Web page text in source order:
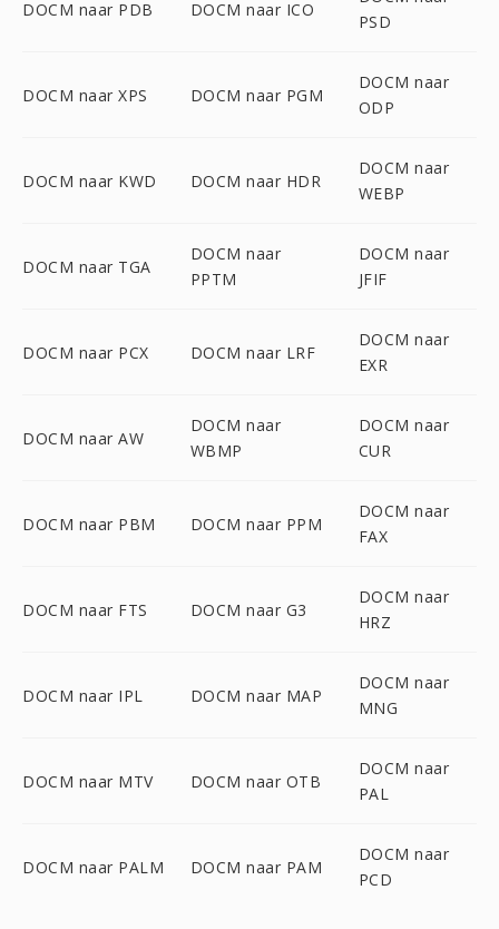
DOCM naar PDB DOCM naar ICO
PSD
DOCM naar XPS DOCM naar PGM
DOCM naar
ODP
DOCM naar KWD DOCM naar HDR
DOCM naar
WEBP
DOCM naar TGA
DOCM naar
PPTM
DOCM naar
JFIF
DOCM naar PCX DOCM naar LRF
DOCM naar
EXR
DOCM naar AW
DOCM naar
WBMP
DOCM naar
CUR
DOCM naar PBM DOCM naar PPM
DOCM naar
FAX
DOCM naar FTS DOCM naar G3
DOCM naar
HRZ
DOCM naar IPL DOCM naar MAP
DOCM naar
MNG
DOCM naar MTV DOCM naar OTB
DOCM naar
PAL
DOCM naar PALM DOCM naar PAM
DOCM naar
PCD